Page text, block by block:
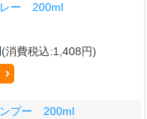
ー 200ml
(消費税込:1,408円)
プー 200ml